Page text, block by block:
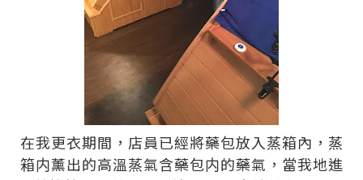
在我更衣期間，店員已經將藥包放入蒸箱內，蒸
箱内薰出的高溫蒸氣含藥包内的藥氣，當我地進